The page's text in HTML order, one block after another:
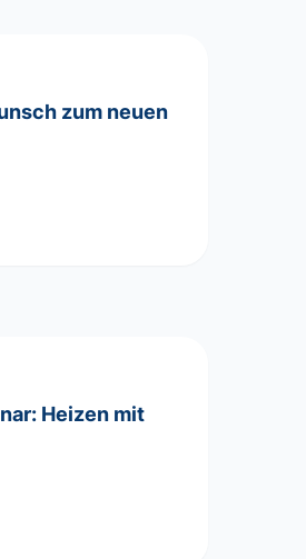
zum neuen
Heizen mit